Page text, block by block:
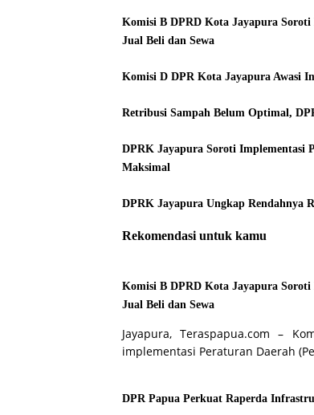
Komisi B DPRD Kota Jayapura Soroti
Jual Beli dan Sewa
Komisi D DPR Kota Jayapura Awasi
Retribusi Sampah Belum Optimal,
DPRK Jayapura Soroti Implementasi
Maksimal
DPRK Jayapura Ungkap Rendahnya
Rekomendasi untuk kamu
Komisi B DPRD Kota Jayapura Soroti
Jual Beli dan Sewa
Jayapura, Teraspapua.com –
implementasi Peraturan Daerah
DPR Papua Perkuat Raperda